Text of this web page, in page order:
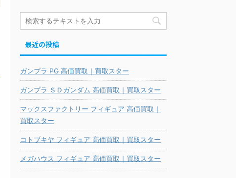
最近の投稿
ガンプラ PG 高価買取｜買取スター
ガンプラ ＳＤガンダム 高価買取｜買取スター
マックスファクトリー フィギュア 高価買取｜
買取スター
コトブキヤ フィギュア 高価買取｜買取スター
メガハウス フィギュア 高価買取｜買取スター